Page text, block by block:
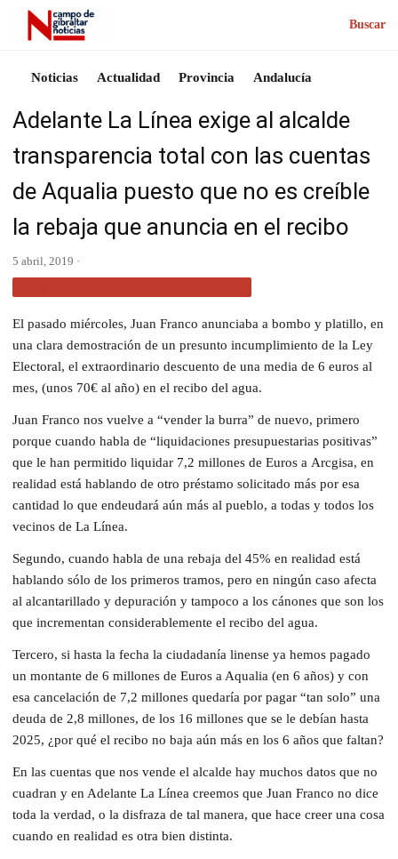
Buscar
Noticias Actualidad Provincia Andalucía
Adelante La Línea exige al alcalde
transparencia total con las cuentas
de Aqualia puesto que no es creíble
la rebaja que anuncia en el recibo
5 abril, 2019 ·
El pasado miércoles, Juan Franco anunciaba a bombo y platillo, en
una clara demostración de un presunto incumplimiento de la Ley
Electoral, el extraordinario descuento de una media de 6 euros al
mes, (unos 70€ al año) en el recibo del agua.
Juan Franco nos vuelve a “vender la burra” de nuevo, primero
porque cuando habla de “liquidaciones presupuestarias positivas”
que le han permitido liquidar 7,2 millones de Euros a Arcgisa, en
realidad está hablando de otro préstamo solicitado más por esa
cantidad lo que endeudará aún más al pueblo, a todas y todos los
vecinos de La Línea.
Segundo, cuando habla de una rebaja del 45% en realidad está
hablando sólo de los primeros tramos, pero en ningún caso afecta
al alcantarillado y depuración y tampoco a los cánones que son los
que incrementan considerablemente el recibo del agua.
Tercero, si hasta la fecha la ciudadanía linense ya hemos pagado
un montante de 6 millones de Euros a Aqualia (en 6 años) y con
esa cancelación de 7,2 millones quedaría por pagar “tan solo” una
deuda de 2,8 millones, de los 16 millones que se le debían hasta
2025, ¿por qué el recibo no baja aún más en los 6 años que faltan?
En las cuentas que nos vende el alcalde hay muchos datos que no
cuadran y en Adelante La Línea creemos que Juan Franco no dice
toda la verdad, o la disfraza de tal manera, que hace creer una cosa
cuando en realidad es otra bien distinta.